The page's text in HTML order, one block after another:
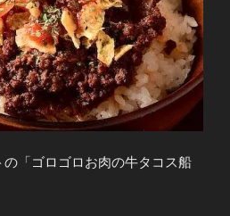
「ゴロゴロお肉の牛タコス船